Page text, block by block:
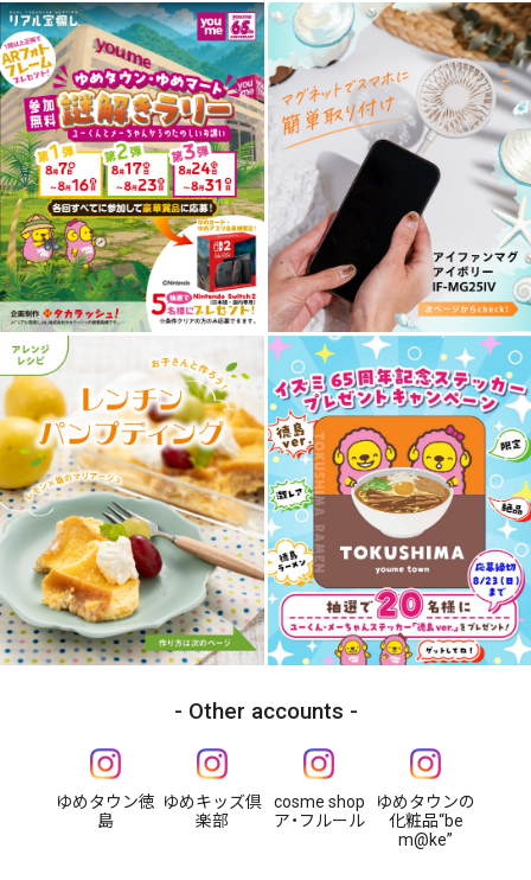
Other accounts
ゆめタウン徳
島
ゆめキッズ倶
楽部
cosme shop
ア・フルール
ゆめタウンの
化粧品“be
m@ke”